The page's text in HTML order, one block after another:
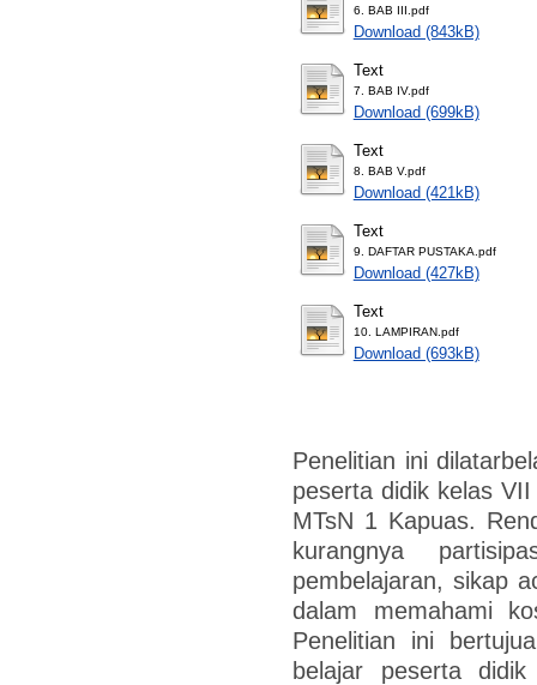
6. BAB III.pdf
Download (843kB)
Text
7. BAB IV.pdf
Download (699kB)
Text
8. BAB V.pdf
Download (421kB)
Text
9. DAFTAR PUSTAKA.pdf
Download (427kB)
Text
10. LAMPIRAN.pdf
Download (693kB)
Penelitian ini
peserta didik kelas
MTsN 1 Kapuas.
kurangnya
pembelajaran, sikap
dalam memahami
Penelitian ini
belajar peserta